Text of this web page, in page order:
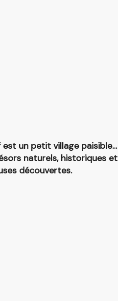
un petit village paisible…
naturels, historiques et
découvertes.